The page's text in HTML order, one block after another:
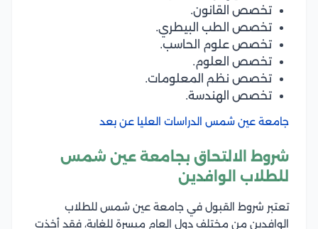
تخصص القانون.
تخصص الطب البيطري.
تخصص علوم الحاسب.
تخصص العلوم.
تخصص نظم المعلومات.
تخصص الهندسة.
جامعة عين شمس الدراسات العليا عن بعد
شروط الالتحاق بجامعة عين شمس
للطلاب الوافدين
تعتبر شروط القبول في جامعة عين شمس للطلاب
الوافدين من مختلف دول العام ميسرة للغاية، فقد أخذت